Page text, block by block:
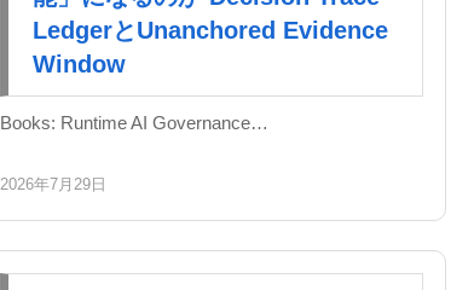
LedgerとUnanchored Evidence
Window
Books: Runtime AI Governance…
2026年7月29日